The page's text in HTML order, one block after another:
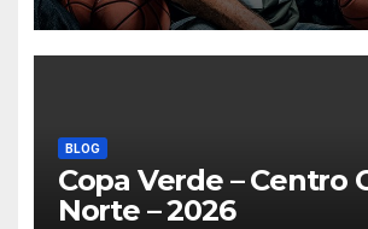
BLOG
Copa Verde – Centro
Norte – 2026